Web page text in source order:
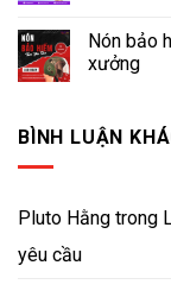
Nón bảo
xưởng
BÌNH LUẬN
Pluto Hằng trong
yêu cầu